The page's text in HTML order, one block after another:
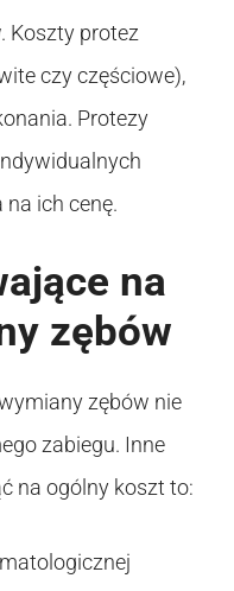
Koszty protez
czy częściowe),
Protezy
na ich cenę.
na
zębów
zębów nie
zabiegu. Inne
na ogólny koszt to: